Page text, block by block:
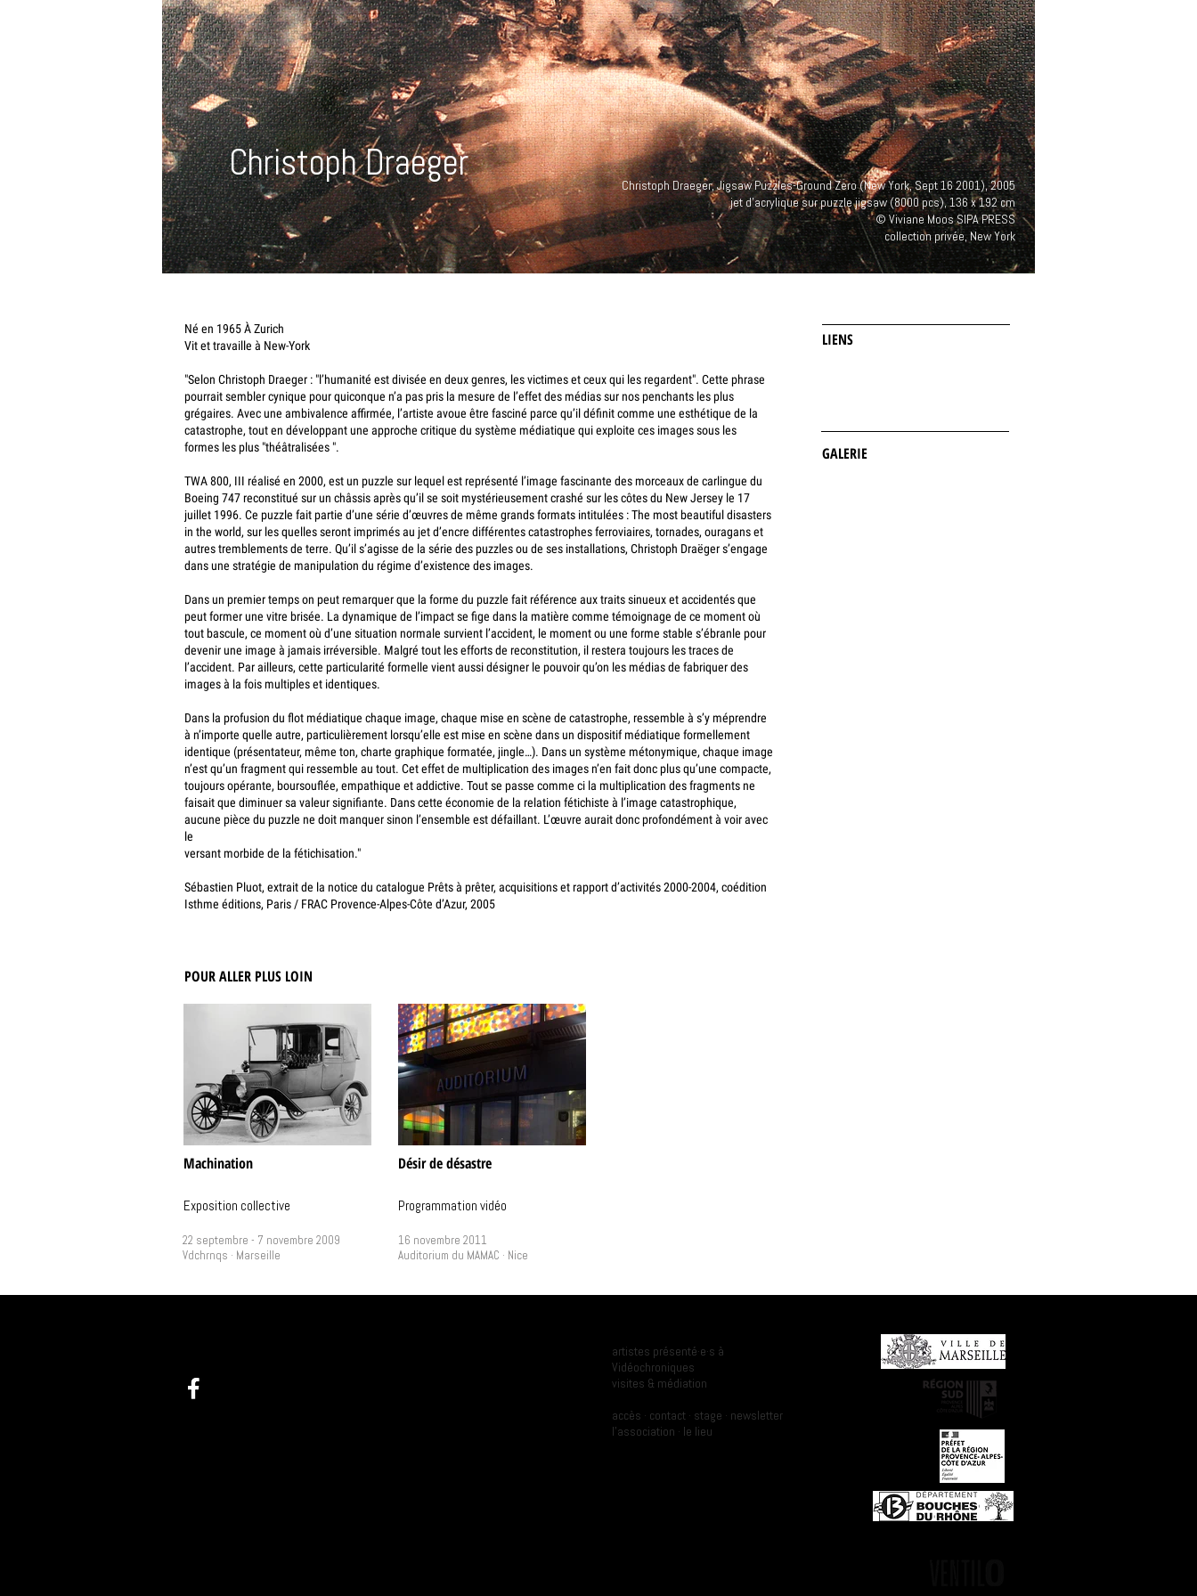
Christoph Draeger
Christoph Draeger, Jigsaw Puzzles-Ground Zero (New York, Sept 16 2001), 2005
jet d'acrylique sur puzzle jigsaw (8000 pcs), 136 x 192 cm
© Viviane Moos SIPA PRESS
collection privée, New York
Né en 1965 À Zurich
Vit et travaille à New-York
"Selon Christoph Draeger : "l’humanité est divisée en deux genres, les victimes et ceux qui les regardent". Cette phrase
pourrait sembler cynique pour quiconque n’a pas pris la mesure de l’effet des médias sur nos penchants les plus
grégaires. Avec une ambivalence affirmée, l’artiste avoue être fasciné parce qu’il définit comme une esthétique de la
catastrophe, tout en développant une approche critique du système médiatique qui exploite ces images sous les
formes les plus "théâtralisées ".
TWA 800, III réalisé en 2000, est un puzzle sur lequel est représenté l’image fascinante des morceaux de carlingue du
Boeing 747 reconstitué sur un châssis après qu’il se soit mystérieusement crashé sur les côtes du New Jersey le 17
juillet 1996. Ce puzzle fait partie d’une série d’œuvres de même grands formats intitulées : The most beautiful disasters
in the world, sur les quelles seront imprimés au jet d’encre différentes catastrophes ferroviaires, tornades, ouragans et
autres tremblements de terre. Qu’il s’agisse de la série des puzzles ou de ses installations, Christoph Draëger s’engage
dans une stratégie de manipulation du régime d’existence des images.
Dans un premier temps on peut remarquer que la forme du puzzle fait référence aux traits sinueux et accidentés que
peut former une vitre brisée. La dynamique de l’impact se fige dans la matière comme témoignage de ce moment où
tout bascule, ce moment où d’une situation normale survient l’accident, le moment ou une forme stable s’ébranle pour
devenir une image à jamais irréversible. Malgré tout les efforts de reconstitution, il restera toujours les traces de
l’accident. Par ailleurs, cette particularité formelle vient aussi désigner le pouvoir qu’on les médias de fabriquer des
images à la fois multiples et identiques.
Dans la profusion du flot médiatique chaque image, chaque mise en scène de catastrophe, ressemble à s’y méprendre
à n’importe quelle autre, particulièrement lorsqu’elle est mise en scène dans un dispositif médiatique formellement
identique (présentateur, même ton, charte graphique formatée, jingle…). Dans un système métonymique, chaque image
n’est qu’un fragment qui ressemble au tout. Cet effet de multiplication des images n’en fait donc plus qu’une compacte,
toujours opérante, boursouflée, empathique et addictive. Tout se passe comme ci la multiplication des fragments ne
faisait que diminuer sa valeur signifiante. Dans cette économie de la relation fétichiste à l’image catastrophique,
aucune pièce du puzzle ne doit manquer sinon l’ensemble est défaillant. L’œuvre aurait donc profondément à voir avec
le
versant morbide de la fétichisation."
Sébastien Pluot, extrait de la notice du catalogue Prêts à prêter, acquisitions et rapport d’activités 2000-2004, coédition
Isthme éditions, Paris / FRAC Provence-Alpes-Côte d’Azur, 2005
LIENS
GALERIE
POUR ALLER PLUS LOIN
Machination
Exposition collective
22 septembre - 7 novembre 2009
Vdchrnqs · Marseille
Désir de désastre
Programmation vidéo
16 novembre 2011
Auditorium du MAMAC · Nice
artistes présenté·e·s à
Vidéochroniques
visites & médiation
accès · contact · stage · newsletter
l'association · le lieu